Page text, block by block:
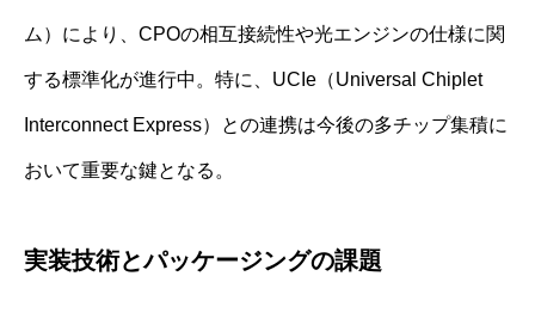
ム）により、CPOの相互接続性や光エンジンの仕様に関
する標準化が進行中。特に、UCIe（Universal Chiplet
Interconnect Express）との連携は今後の多チップ集積に
おいて重要な鍵となる。
実装技術とパッケージングの課題